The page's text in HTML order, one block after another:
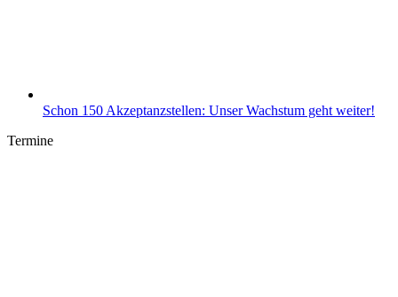
Schon 150 Akzeptanzstellen: Unser Wachstum geht weiter!
Termine